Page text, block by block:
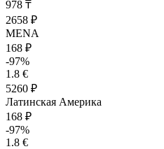
978 ₸
2658 ₽
MENA
168 ₽
-97%
1.8 €
5260 ₽
Латинская Америка
168 ₽
-97%
1.8 €